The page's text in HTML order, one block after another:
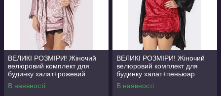
ВЕЛИКІ РОЗМІРИ! Жіночий
велюровий комплект для
будинку халат+рожевий
пеньюар/рожевий
В наявності
ВЕЛИКІ РОЗМІРИ! Жіночий
велюровий комплект для
будинку халат+пеньюар
чорний/червоний
В наявності